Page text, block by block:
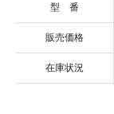
型 番
販売価格
在庫状況